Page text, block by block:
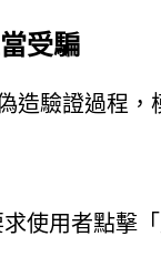
受騙
驗證過程，
使用者點擊